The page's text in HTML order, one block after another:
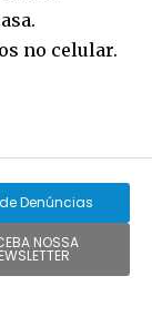
.
no celular.
Denúncias
NOSSA